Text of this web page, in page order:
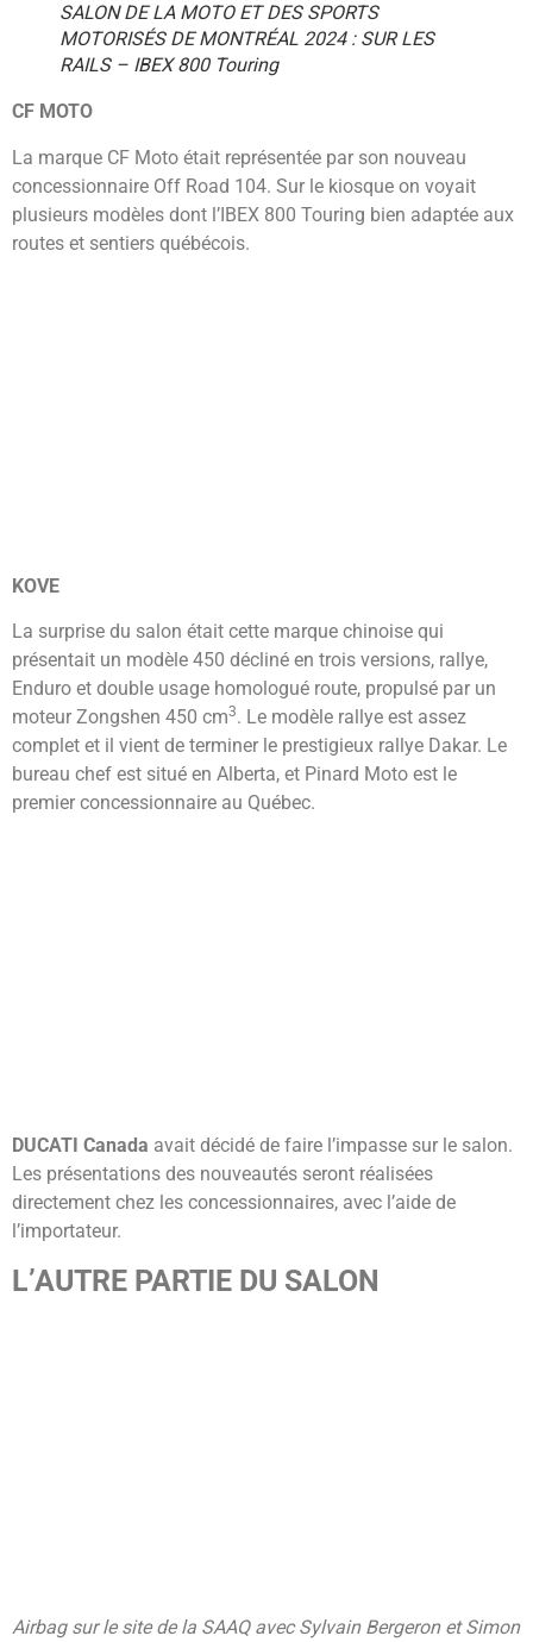
SALON DE LA MOTO ET DES SPORTS
MOTORISÉS DE MONTRÉAL 2024 : SUR LES
RAILS – IBEX 800 Touring
CF MOTO
La marque CF Moto était représentée par son nouveau
concessionnaire Off Road 104. Sur le kiosque on voyait
plusieurs modèles dont l’IBEX 800 Touring bien adaptée aux
routes et sentiers québécois.
KOVE
La surprise du salon était cette marque chinoise qui
présentait un modèle 450 décliné en trois versions, rallye,
Enduro et double usage homologué route, propulsé par un
moteur Zongshen 450 cm3. Le modèle rallye est assez
complet et il vient de terminer le prestigieux rallye Dakar. Le
bureau chef est situé en Alberta, et Pinard Moto est le
premier concessionnaire au Québec.
DUCATI Canada avait décidé de faire l’impasse sur le salon.
Les présentations des nouveautés seront réalisées
directement chez les concessionnaires, avec l’aide de
l’importateur.
L’AUTRE PARTIE DU SALON
Airbag sur le site de la SAAQ avec Sylvain Bergeron et Simon